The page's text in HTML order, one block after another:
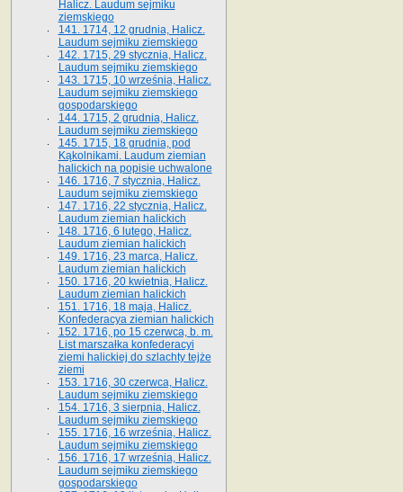
Halicz. Laudum sejmiku
ziemskiego
141. 1714, 12 grudnia, Halicz.
Laudum sejmiku ziemskiego
142. 1715, 29 stycznia, Halicz.
Laudum sejmiku ziemskiego
143. 1715, 10 września, Halicz.
Laudum sejmiku ziemskiego
gospodarskiego
144. 1715, 2 grudnia, Halicz.
Laudum sejmiku ziemskiego
145. 1715, 18 grudnia, pod
Kąkolnikami. Laudum ziemian
halickich na popisie uchwalone
146. 1716, 7 stycznia, Halicz.
Laudum sejmiku ziemskiego
147. 1716, 22 stycznia, Halicz.
Laudum ziemian halickich
148. 1716, 6 lutego, Halicz.
Laudum ziemian halickich
149. 1716, 23 marca, Halicz.
Laudum ziemian halickich
150. 1716, 20 kwietnia, Halicz.
Laudum ziemian halickich
151. 1716, 18 maja, Halicz.
Konfederacya ziemian halickich
152. 1716, po 15 czerwca, b. m.
List marszałka konfederacyi
ziemi halickiej do szlachty tejże
ziemi
153. 1716, 30 czerwca, Halicz.
Laudum sejmiku ziemskiego
154. 1716, 3 sierpnia, Halicz.
Laudum sejmiku ziemskiego
155. 1716, 16 września, Halicz.
Laudum sejmiku ziemskiego
156. 1716, 17 września, Halicz.
Laudum sejmiku ziemskiego
gospodarskiego